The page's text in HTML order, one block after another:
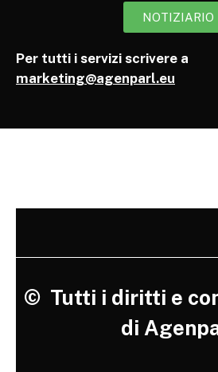
NOTIZIARIO
Per tutti i servizi scrivere a
marketing@agenparl.eu
© Tutti i diritti e
di